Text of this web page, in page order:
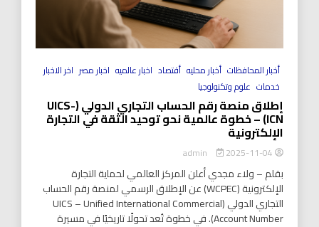
أخبار المحافظات أخبار محليه أقتصاد اخبار عالميه اخبار مصر اخر الاخبار
خدمات علوم وتكنولوجيا
إطلاق منصة رقم الحساب التجاري الدولي (UICS-
ICN) – خطوة عالمية نحو توحيد الثقة في التجارة
الإلكترونية
2025-11-04
بقلم – ولاء مجدي أعلن المركز العالمي لحماية التجارة
الإلكترونية (WCPEC) عن الإطلاق الرسمي لمنصة رقم الحساب
التجاري الدولي (UICS – Unified International Commercial
Account Number). في خطوة تُعد تحولًا تاريخيًا في مسيرة